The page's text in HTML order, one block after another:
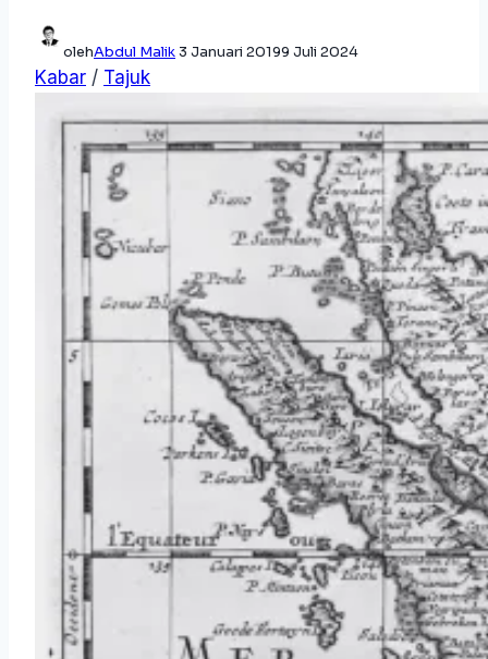
olehAbdul Malik3 Januari 20199 Juli 2024
Kabar / Tajuk